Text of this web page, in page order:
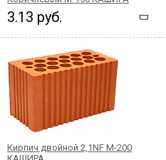
3.13 руб.
Кирпич двойной 2,1NF М-200